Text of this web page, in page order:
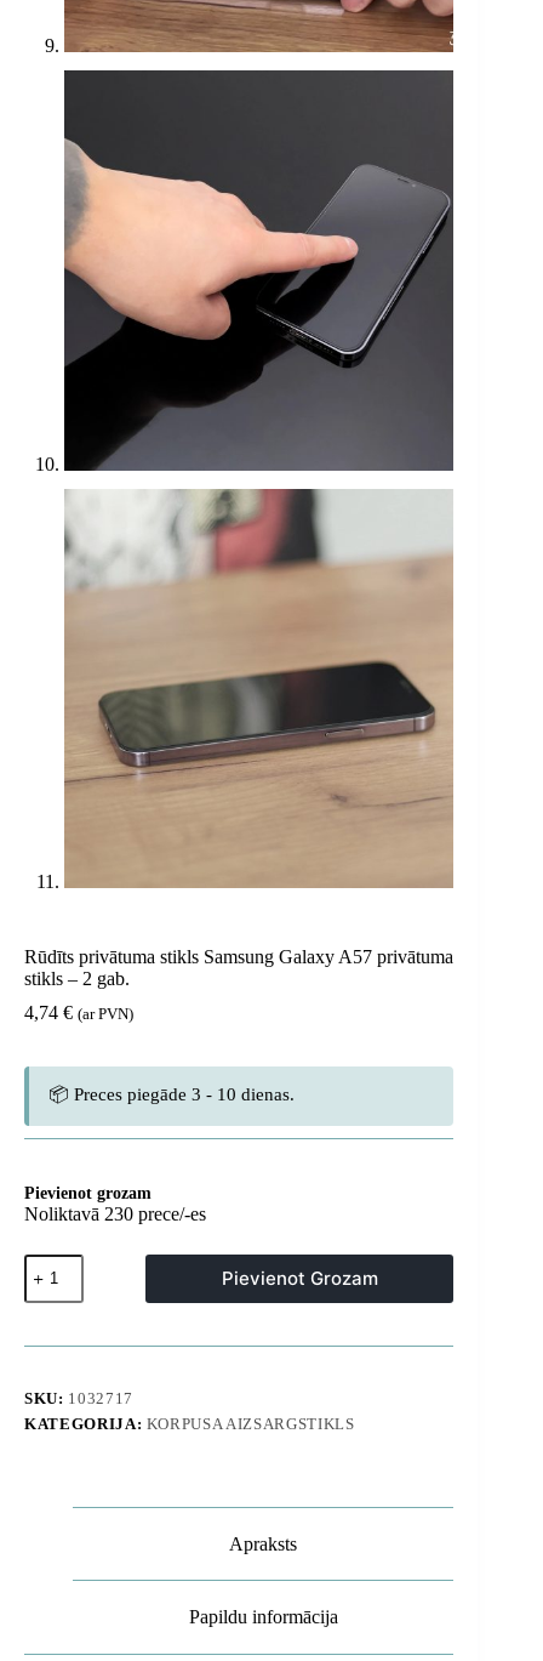
Rūdīts privātuma stikls Samsung Galaxy A57 privātuma
stikls – 2 gab.
4,74 € (ar PVN)
📦 Preces piegāde 3 - 10 dienas.
Pievienot grozam
Noliktavā 230 prece/-es
Rūdīts
privātuma
stikls
Galaxy
stikls
-
Pievienot Grozam
SKU: 1032717
KATEGORIJA: KORPUSA AIZSARGSTIKLS
Apraksts
Papildu informācija